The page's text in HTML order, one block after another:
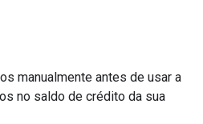
manualmente antes de usar a
no saldo de crédito da sua